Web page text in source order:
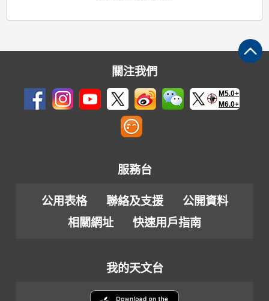
關注我們
M5.0+
M6.0+
服務台
公用表格 聯絡及支援
公開資料
相關網址
快速用戶指南
我的天文台